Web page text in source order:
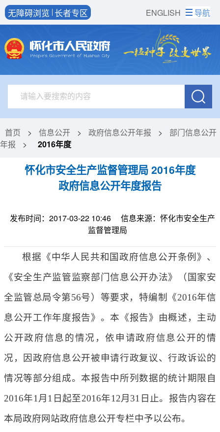
ENGLISH
无障碍浏览 长者专区 导航
首页 > 信息公开 > 政府信息公开年报 >
部门信息公开
年报
> 2016年度
怀化市安全生产监督管理局 2016年度
政府信息公开年度报告
发布时间：2017-03-22 10:46
信息来源：怀化市安全生产
监督管理局
根据《中华人民共和国政府信息公开条例》、
《安全生产监管监察部门信息公开办法》（国家安
全监管总局令第56号）等要求，特编制《2016年信
息公开工作年度报告》。本《报告》由概述，主动
公开政府信息的情况，依申请政府信息公开的情
况，因政府信息公开被申请行政复议、行政诉讼的
情况等部分组成。本报告中所列数据的统计期限自
2016年1月1日起至2016年12月31日止。报告内容在
本局政府网站政府信息公开专栏中予以公布。